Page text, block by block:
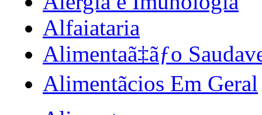
Alfaiataria
Alimentaã‡ãƒo
Alimentãcios Em Geral